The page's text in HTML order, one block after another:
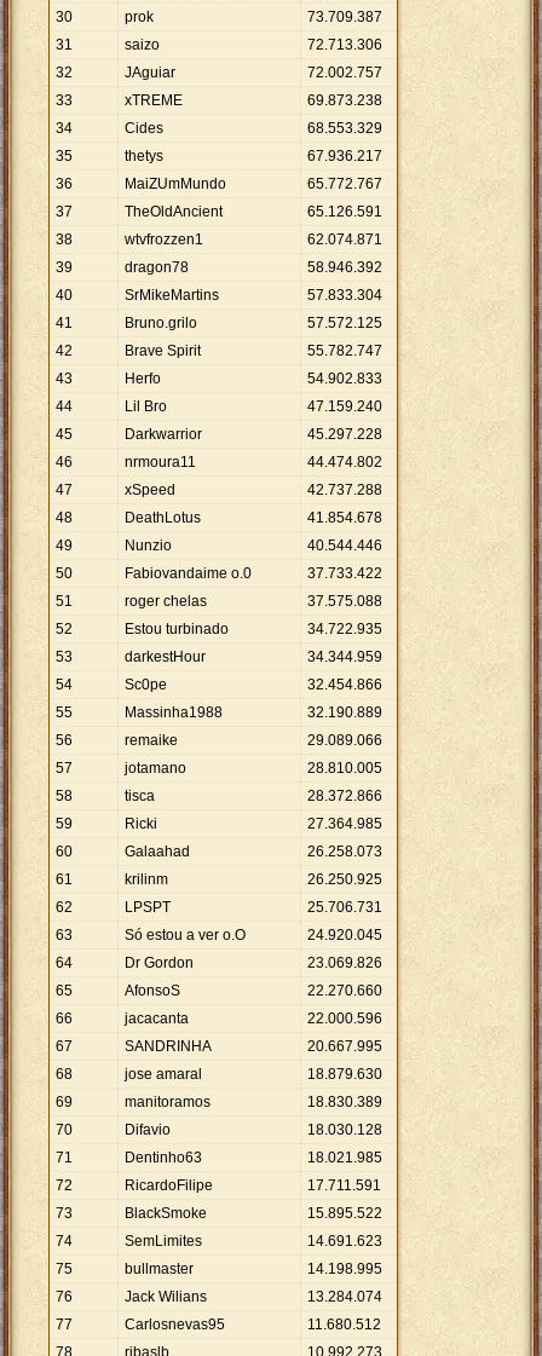
30
prok 73.709.387
31
saizo 72.713.306
32
JAguiar 72.002.757
33
xTREME 69.873.238
34
Cides 68.553.329
35
thetys 67.936.217
36
MaiZUmMundo 65.772.767
37
TheOldAncient 65.126.591
38
wtvfrozzen1 62.074.871
39
dragon78 58.946.392
40
SrMikeMartins 57.833.304
41
Bruno.grilo 57.572.125
42
Brave Spirit 55.782.747
43
Herfo 54.902.833
44
Lil Bro 47.159.240
45
Darkwarrior 45.297.228
46
nrmoura11 44.474.802
47
xSpeed 42.737.288
48
DeathLotus 41.854.678
49
Nunzio 40.544.446
50
Fabiovandaime o.0 37.733.422
51
roger chelas 37.575.088
52
Estou turbinado 34.722.935
53
darkestHour 34.344.959
54
Sc0pe 32.454.866
55
Massinha1988 32.190.889
56
remaike 29.089.066
57
jotamano 28.810.005
58
tisca 28.372.866
59
Ricki 27.364.985
60
Galaahad 26.258.073
61
krilinm 26.250.925
62
LPSPT 25.706.731
63
Só estou a ver o.O 24.920.045
64
Dr Gordon 23.069.826
65
AfonsoS 22.270.660
66
jacacanta 22.000.596
67
SANDRINHA 20.667.995
68
jose amaral 18.879.630
69
manitoramos 18.830.389
70
Difavio 18.030.128
71
Dentinho63 18.021.985
72
RicardoFilipe 17.711.591
73
BlackSmoke 15.895.522
74
SemLimites 14.691.623
75
bullmaster 14.198.995
76
Jack Wilians 13.284.074
77
Carlosnevas95 11.680.512